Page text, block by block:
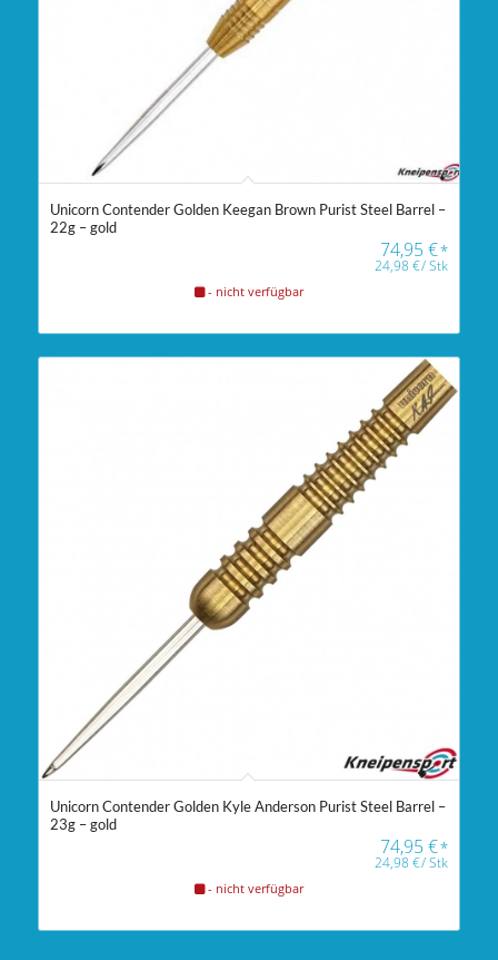
Unicorn Contender Golden Keegan Brown Purist Steel Barrel –
22g – gold
74,95€*
24,98€/Stk
- nicht verfügbar
Unicorn Contender Golden Kyle Anderson Purist Steel Barrel –
23g – gold
74,95€*
24,98€/Stk
- nicht verfügbar